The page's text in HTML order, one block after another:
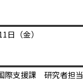
日（金）
際支援課 研究者担当